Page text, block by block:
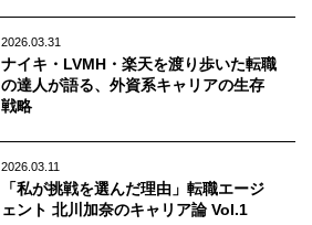
2026.03.31
ナイキ・LVMH・楽天を渡り歩いた転職
の達人が語る、外資系キャリアの生存
戦略
2026.03.11
「私が挑戦を選んだ理由」転職エージ
ェント 北川加奈のキャリア論 Vol.1